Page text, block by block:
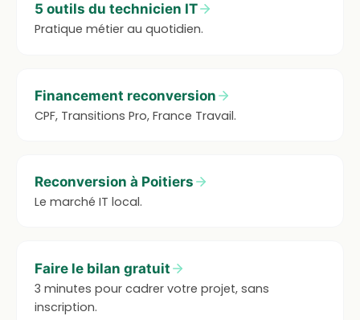
5 outils du technicien IT
Pratique métier au quotidien.
Financement reconversion
CPF, Transitions Pro, France Travail.
Reconversion à Poitiers
Le marché IT local.
Faire le bilan gratuit
3 minutes pour cadrer votre projet, sans
inscription.